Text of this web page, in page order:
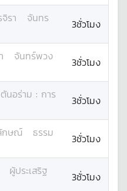
รา
จันทร
3ชั่วโมง
จันทร์พวง
3ชั่วโมง
ตันอร่าม : การ
3ชั่วโมง
กษณ์
ธรรม
3ชั่วโมง
ผู้ประเสริฐ
3ชั่วโมง